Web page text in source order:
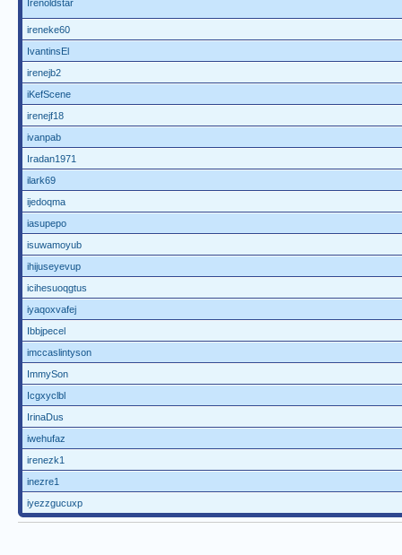
Irenoldstar
ireneke60
IvantinsEl
irenejb2
iKefScene
irenejf18
ivanpab
Iradan1971
ilark69
ijedoqma
iasupepo
isuwamoyub
ihijuseyevup
icihesuoqgtus
iyaqoxvafej
Ibbjpecel
imccaslintyson
ImmySon
Icgxyclbl
IrinaDus
iwehufaz
irenezk1
inezre1
iyezzgucuxp